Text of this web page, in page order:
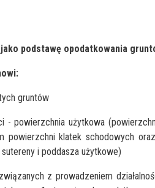
podstawę opodatkowania
gruntów
- powierzchnia użytkowa
powierzchni klatek schodowych
i poddasza użytkowe)
z prowadzeniem